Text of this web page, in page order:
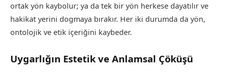
ortak yön kaybolur; ya da tek bir yön herkese dayatılır ve
hakikat yerini dogmaya bırakır. Her iki durumda da yön,
ontolojik ve etik içeriğini kaybeder.
Uygarlığın Estetik ve Anlamsal Çöküşü